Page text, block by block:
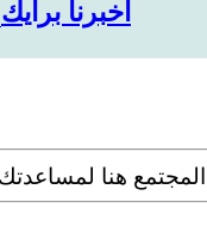
أخبرنا برأيك